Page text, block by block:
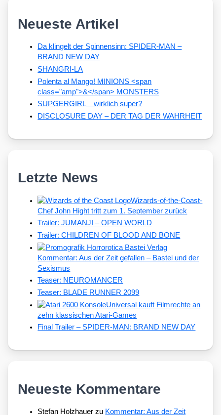
Neueste Artikel
Da klingelt der Spinnensinn: SPIDER-MAN –
BRAND NEW DAY
SHANGRI-LA
Polenta al Mango! MINIONS <span
class="amp">&</span> MONSTERS
SUPGERGIRL – wirklich super?
DISCLOSURE DAY – DER TAG DER WAHRHEIT
Letzte News
Wizards-of-the-Coast-
Chef John Hight tritt zum 1. September zurück
Trailer: JUMANJI – OPEN WORLD
Trailer: CHILDREN OF BLOOD AND BONE
Kommentar: Aus der Zeit gefallen – Bastei und der
Sexismus
Teaser: NEUROMANCER
Teaser: BLADE RUNNER 2099
Universal kauft Filmrechte an
zehn klassischen Atari-Games
Final Trailer – SPIDER-MAN: BRAND NEW DAY
Neueste Kommentare
Stefan Holzhauer zu Kommentar: Aus der Zeit